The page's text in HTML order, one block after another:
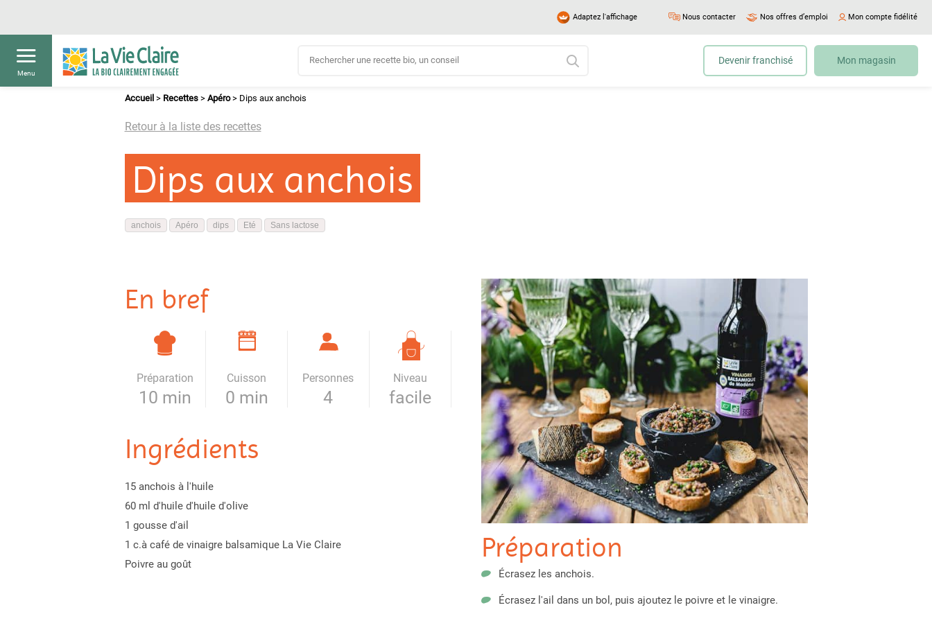
Adaptez l'affichage Nous contacter Nos offres d’emploi Mon compte fidélité
Menu
Devenir franchisé Mon magasin
Accueil > Recettes> Apéro> Dips aux anchois
Retour à la liste des recettes
Dips aux anchois
anchois Apéro dips Eté Sans lactose
En bref
Préparation
10 min
Cuisson
0 min
Personnes
4
Niveau
facile
Ingrédients
15 anchois à l'huile
60 ml d'huile d'huile d'olive
1 gousse d'ail
1 c.à café de vinaigre balsamique La Vie Claire
Poivre au goût
Préparation
Écrasez les anchois.
Écrasez l'ail dans un bol, puis ajoutez le poivre et le vinaigre.